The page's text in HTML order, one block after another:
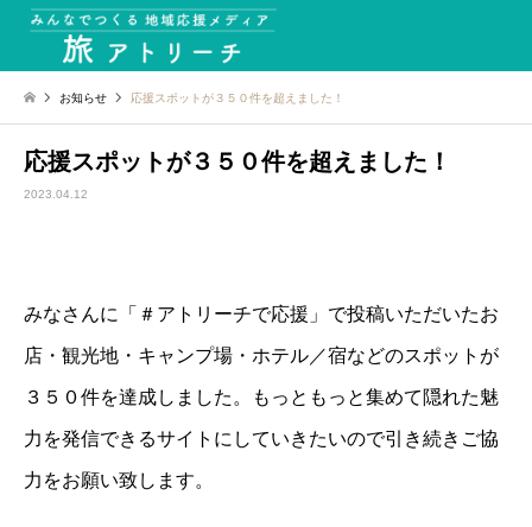
お知らせ 応援スポットが３５０件を超えました！
応援スポットが３５０件を超えました！
2023.04.12
みなさんに「＃アトリーチで応援」で投稿いただいたお
店・観光地・キャンプ場・ホテル／宿などのスポットが
３５０件を達成しました。もっともっと集めて隠れた魅
力を発信できるサイトにしていきたいので引き続きご協
力をお願い致します。